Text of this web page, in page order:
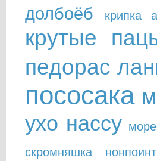
долбоёб
крипка
крутые
педорас
пососака
ухо нассу
скромняшка